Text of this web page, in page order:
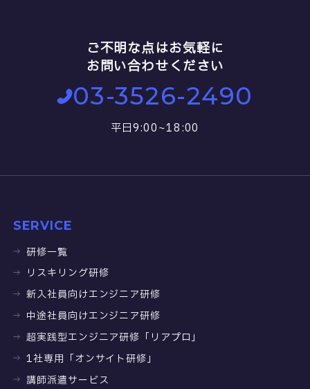
ご不明な点はお気軽に
お問い合わせください
03-3526-2490
平日9:00~18:00
SERVICE
研修一覧
リスキリング研修
新入社員向けエンジニア研修
中途社員向けエンジニア研修
超実践型エンジニア研修「リアプロ」
1社専用「オンサイト研修」
講師派遣サービス